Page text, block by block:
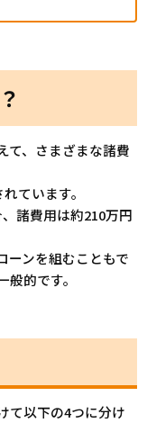
て、さまざまな諸費
ています。
諸費用は約210万円
ーンを組むこともで
的です。
て以下の4つに分け